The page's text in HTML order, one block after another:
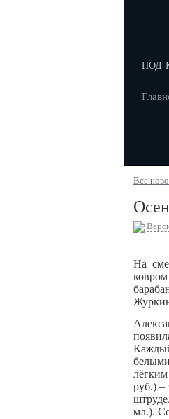
под
Все
На
руб.) –
мл.).